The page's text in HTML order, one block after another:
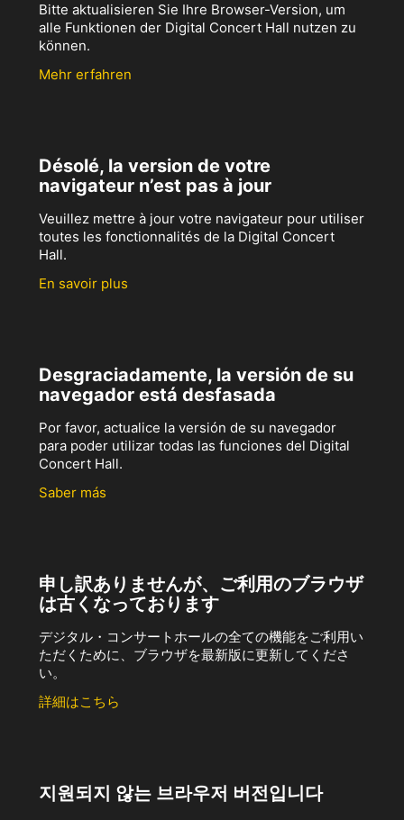
Bitte aktualisieren Sie Ihre Browser-Version, um
alle Funktionen der Digital Concert Hall nutzen zu
können.
Mehr erfahren
Désolé, la version de votre
navigateur n’est pas à jour
Veuillez mettre à jour votre navigateur pour utiliser
toutes les fonctionnalités de la Digital Concert
Hall.
En savoir plus
Desgraciadamente, la versión de su
navegador está desfasada
Por favor, actualice la versión de su navegador
para poder utilizar todas las funciones del Digital
Concert Hall.
Saber más
申し訳ありませんが、ご利用のブラウザ
は古くなっております
デジタル・コンサートホールの全ての機能をご利用い
ただくために、ブラウザを最新版に更新してくださ
い。
詳細はこちら
지원되지 않는 브라우저 버전입니다